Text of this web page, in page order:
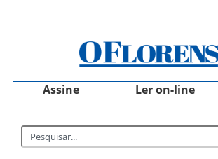
Assine Ler on-line